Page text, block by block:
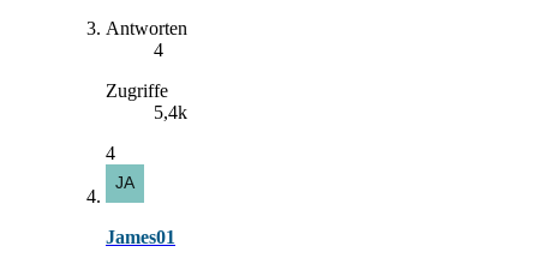
Antworten
4
Zugriffe
5,4k
4
James01